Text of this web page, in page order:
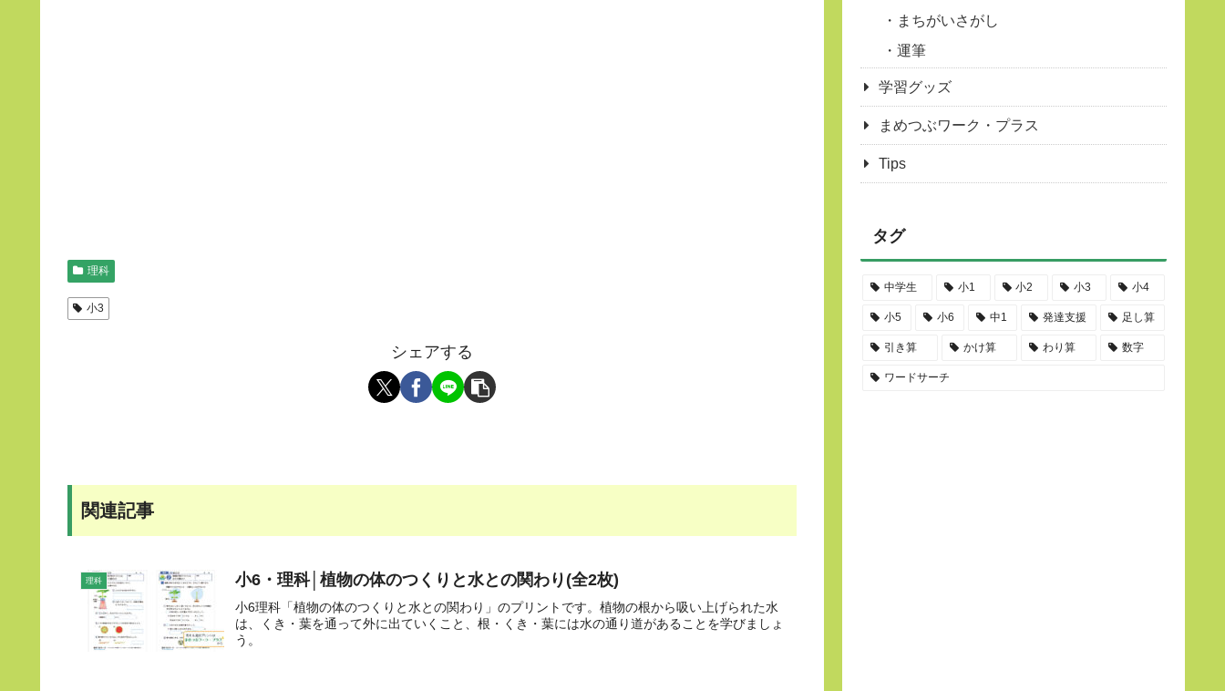
理科
小3
シェアする
関連記事
理科 小6・理科│植物の体のつくりと水との関わり(全2枚)
小6理科「植物の体のつくりと水との関わり」のプリントです。植物の根から吸い上げられた水
は、くき・葉を通って外に出ていくこと、根・くき・葉には水の通り道があることを学びましょ
う。
まちがいさがし
運筆
学習グッズ
まめつぶワーク・プラス
Tips
タグ
中学生 小1 小2 小3 小4
小5 小6 中1 発達支援 足し算
引き算 かけ算 わり算 数字
ワードサーチ